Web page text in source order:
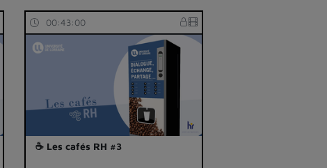
00:43:00
☕ Les cafés RH #3